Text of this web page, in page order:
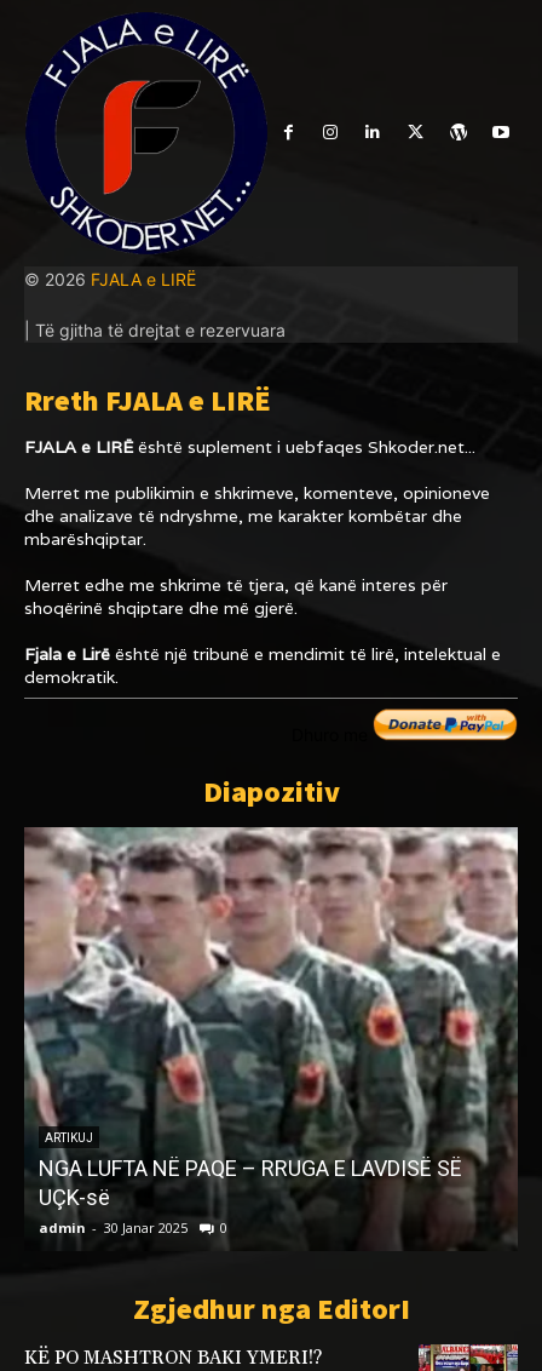
© 2026 FJALA e LIRË
| Të gjitha të drejtat e rezervuara
Rreth FJALA e LIRË
FJALA e LIRËështë suplement i uebfaqes Shkoder.net...
Merret me publikimin e shkrimeve, komenteve, opinioneve
dhe analizave të ndryshme, me karakter kombëtar dhe
mbarëshqiptar.
Merret edhe me shkrime të tjera, që kanë interes për
shoqërinë shqiptare dhe më gjerë.
Fjala e Lirë është një tribunë e mendimit të lirë, intelektual e
demokratik.
Diapozitiv
ARTIKUJ
NGA LUFTA NË PAQE – RRUGA E LAVDISË SË
UÇK-së
admin - 30 Janar 2025 0
Zgjedhur nga EditorI
KË PO MASHTRON BAKI YMERI!?